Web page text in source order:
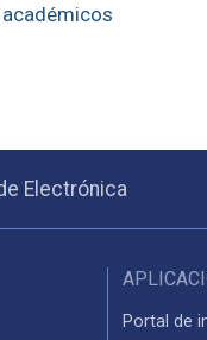
Electrónica
Portal de